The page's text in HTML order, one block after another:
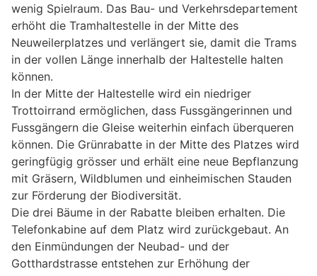
wenig Spielraum. Das Bau- und Verkehrsdepartement
erhöht die Tramhaltestelle in der Mitte des
Neuweilerplatzes und verlängert sie, damit die Trams
in der vollen Länge innerhalb der Haltestelle halten
können.
In der Mitte der Haltestelle wird ein niedriger
Trottoirrand ermöglichen, dass Fussgängerinnen und
Fussgängern die Gleise weiterhin einfach überqueren
können. Die Grünrabatte in der Mitte des Platzes wird
geringfügig grösser und erhält eine neue Bepflanzung
mit Gräsern, Wildblumen und einheimischen Stauden
zur Förderung der Biodiversität.
Die drei Bäume in der Rabatte bleiben erhalten. Die
Telefonkabine auf dem Platz wird zurückgebaut. An
den Einmündungen der Neubad- und der
Gotthardstrasse entstehen zur Erhöhung der